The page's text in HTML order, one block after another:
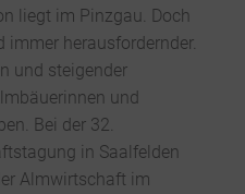
liegt im Pinzgau. Doch
herausfordernder.
und steigender
und
Bei der 32.
in Saalfelden
Almwirtschaft im